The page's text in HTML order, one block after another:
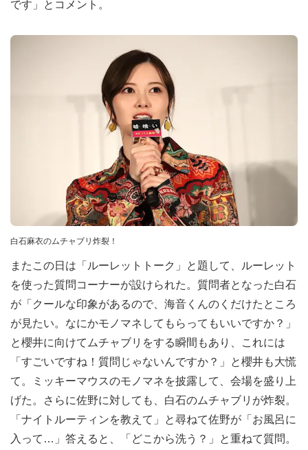
です」とコメント。
白石麻衣のムチャブリ炸裂！
またこの日は「ルーレットトーク」と題して、ルーレット
を使った質問コーナーが設けられた。質問者となった白石
が「クールな印象があるので、海音くんのくだけたところ
が見たい。なにかモノマネしてもらってもいいですか？」
と櫻井に向けてムチャブリをする瞬間もあり、これには
「すごいですね！質問じゃないんですか？」と櫻井も大慌
て。ミッキーマウスのモノマネを披露して、会場を盛り上
げた。さらに佐野に対しても、白石のムチャブリが炸裂。
「ナイトルーティンを教えて」と尋ねて佐野が「お風呂に
入って…」答えると、「どこから洗う？」と重ねて質問。